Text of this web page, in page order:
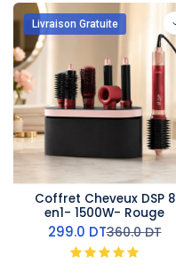
Livraison Gratuite
Coffret Cheveux DSP 8
en1- 1500W- Rouge
299.0 DT360.0DT